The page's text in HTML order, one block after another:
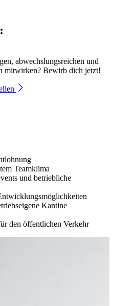
abwechslungsreichen und
mitwirken? Bewirb dich jetzt!
Teamklima
und betriebliche
Kantine
den öffentlichen Verkehr